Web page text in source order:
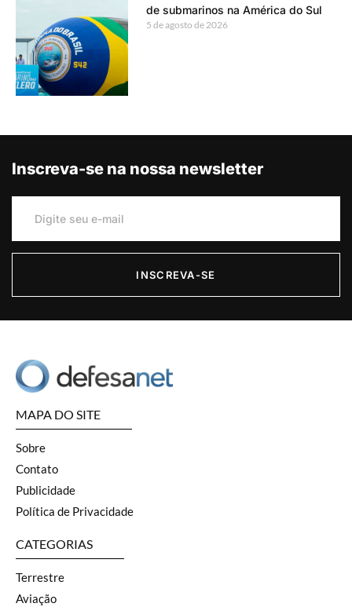
de submarinos na América do Sul
5 de agosto de 2026
Inscreva-se na nossa newsletter
INSCREVA-SE
MAPA DO SITE
Sobre
Contato
Publicidade
Política de Privacidade
CATEGORIAS
Terrestre
Aviação